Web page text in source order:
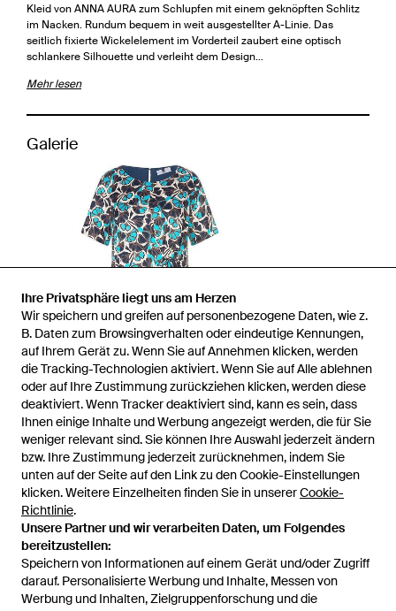
Ihre Privatsphäre liegt uns am Herzen
Wir speichern und greifen auf personenbezogene Daten, wie z.
B. Daten zum Browsingverhalten oder eindeutige Kennungen,
auf Ihrem Gerät zu. Wenn Sie auf Annehmen klicken, werden
die Tracking-Technologien aktiviert. Wenn Sie auf Alle ablehnen
oder auf Ihre Zustimmung zurückziehen klicken, werden diese
deaktiviert. Wenn Tracker deaktiviert sind, kann es sein, dass
Ihnen einige Inhalte und Werbung angezeigt werden, die für Sie
weniger relevant sind. Sie können Ihre Auswahl jederzeit ändern
bzw. Ihre Zustimmung jederzeit zurücknehmen, indem Sie
unten auf der Seite auf den Link zu den Cookie-Einstellungen
klicken. Weitere Einzelheiten finden Sie in unsererCookie-
Richtlinie.
Unsere Partner und wir verarbeiten Daten, um Folgendes
bereitzustellen:
Speichern von Informationen auf einem Gerät und/oder Zugriff
darauf. Personalisierte Werbung und Inhalte, Messen von
Werbung und Inhalten, Zielgruppenforschung und die
Kleid von ANNA AURA zum Schlupfen mit einem geknöpften Schlitz
im Nacken. Rundum bequem in weit ausgestellter A-Linie. Das
seitlich fixierte Wickelelement im Vorderteil zaubert eine optisch
schlankere Silhouette und verleiht dem Design…
Mehr lesen
Galerie
1
Zuvor verkauft bei: